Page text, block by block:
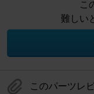
こ
難しい
このパーツレ